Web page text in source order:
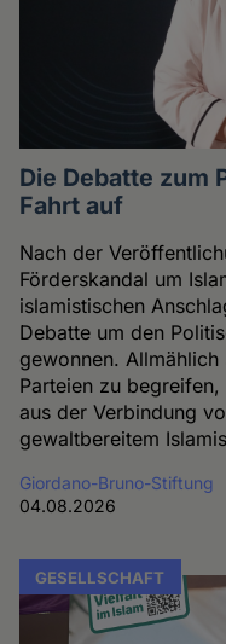
Die Debatte zum
Fahrt auf
Nach der
Förderskandal um
islamistischen
Debatte um den
gewonnen.
Parteien zu
aus der Verbindung
gewaltbereitem
Giordano-Bruno-Stiftung
04.08.2026
GESELLSCHAFT